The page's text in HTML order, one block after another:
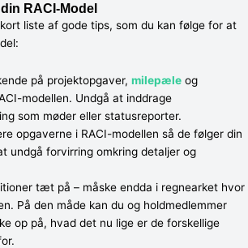
RACI-Model
liste af gode tips, som du kan følge for at
på projektopgaver,milepæle og
modellen. Undgå at inddrage
som møder eller statusreporter.
opgaverne i RACI-modellen så de følger din
undgå forvirring omkring detaljer og
tæt på – måske endda i regnearket hvor
På den måde kan du og holdmedlemmer
op på, hvad det nu lige er de forskellige